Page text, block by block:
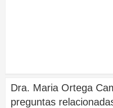
Dra. Maria Ortega
preguntas